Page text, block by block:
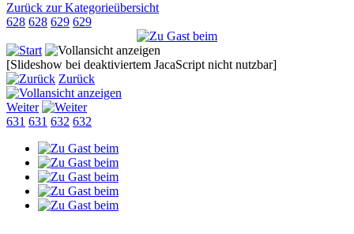
Zurück zur Kategorieübersicht
628 628 629 629
[Slideshow bei deaktiviertem JacaScript nicht nutzbar]
Zurück
Weiter
631 631 632 632